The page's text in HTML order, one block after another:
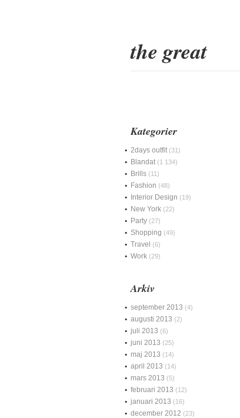
the great
Kategorier
2days outfit (31)
Blandat (1 134)
Brills (11)
Fashion (48)
Interior Design (19)
New York (22)
Party (27)
Shopping (49)
Travel (6)
Work (29)
Arkiv
september 2013 (4)
augusti 2013 (2)
juli 2013 (6)
juni 2013 (25)
maj 2013 (14)
april 2013 (14)
mars 2013 (5)
februari 2013 (12)
januari 2013 (16)
december 2012 (23)